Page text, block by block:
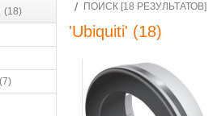
ПОИСК [18 РЕЗУЛЬТАТОВ]
'Ubiquiti' (18)